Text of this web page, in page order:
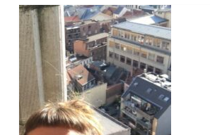
Interview
Zorgwijzer
met
buddy
Eline
0